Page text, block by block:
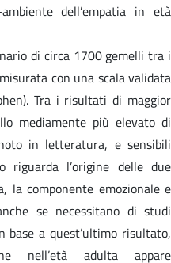
dell’empatia in età
di circa 1700 gemelli tra i
con una scala validata
Tra i risultati di maggior
mediamente più elevato di
in letteratura, e sensibili
riguarda l’origine delle due
la componente emozionale e
se necessitano di studi
base a quest’ultimo risultato,
nell’età adulta appare